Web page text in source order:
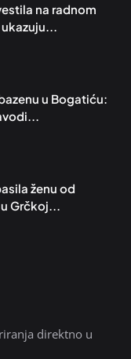
na radnom
u Bogatiću:
ženu od
Grčkoj...
direktno u